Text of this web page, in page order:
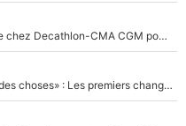
Une signature très importante se prépare chez Decathlon-CMA CGM pour aider Paul Seixas à gagner le Tour de France 2027
«Il y a probablement besoin de changer des choses» : Les premiers changements de Zinedine Zidane en équipe de France sont révélés ?